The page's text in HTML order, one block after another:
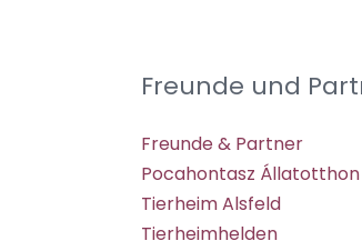
Freunde und
Freunde & Partner
Pocahontasz Állatotthon
Tierheim Alsfeld
Tierheimhelden